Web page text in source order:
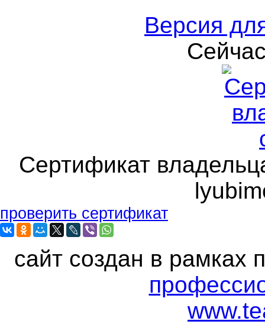
Версия
Сертификат
проверить сертификат
сайт создан в рамках